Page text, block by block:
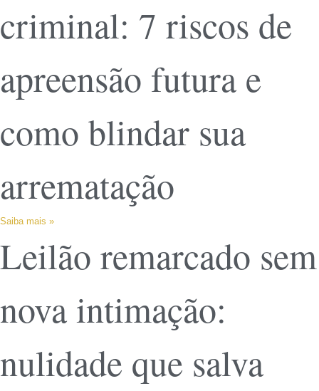
criminal: 7 riscos de
apreensão futura e
como blindar sua
arrematação
Saiba mais »
Leilão remarcado sem
nova intimação:
nulidade que salva